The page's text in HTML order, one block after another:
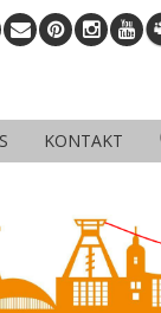
KONTAKT